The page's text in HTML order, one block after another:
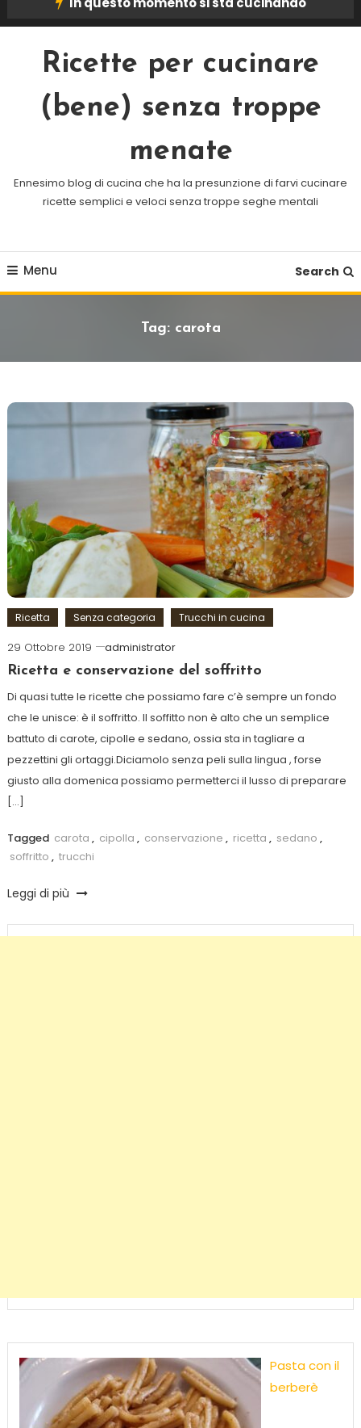
Ricette per cucinare
(bene) senza troppe
menate
Ennesimo blog di cucina che ha la presunzione di farvi cucinare
ricette semplici e veloci senza troppe seghe mentali
Menu Search
Tag: carota
Ricetta Senza categoria Trucchi in cucina
29 Ottobre 2019
administrator
Ricetta e conservazione del soffritto
Di quasi tutte le ricette che possiamo fare c’è sempre un fondo
che le unisce: è il soffritto. Il soffitto non è alto che un semplice
battuto di carote, cipolle e sedano, ossia sta in tagliare a
pezzettini gli ortaggi.Diciamolo senza peli sulla lingua , forse
giusto alla domenica possiamo permetterci il lusso di preparare
[…]
Tagged carota , cipolla , conservazione , ricetta , sedano ,
soffritto , trucchi
Leggi di più
Pasta con il
berberè